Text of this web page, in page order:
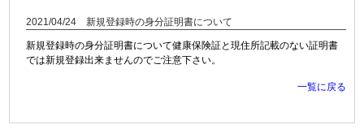
2021/04/24 新規登録時の身分証明書について
新規登録時の身分証明書について健康保険証と現住所記載のない証明書
では新規登録出来ませんのでご注意下さい。
一覧に戻る